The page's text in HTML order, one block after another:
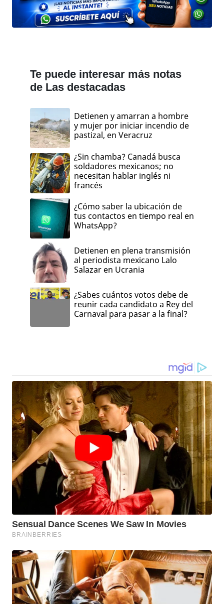
Te puede interesar más notas
de Las destacadas
Detienen y amarran a hombre
y mujer por iniciar incendio de
pastizal, en Veracruz
¿Sin chamba? Canadá busca
soldadores mexicanos; no
necesitan hablar inglés ni
francés
¿Cómo saber la ubicación de
tus contactos en tiempo real en
WhatsApp?
Detienen en plena transmisión
al periodista mexicano Lalo
Salazar en Ucrania
¿Sabes cuántos votos debe de
reunir cada candidato a Rey del
Carnaval para pasar a la final?